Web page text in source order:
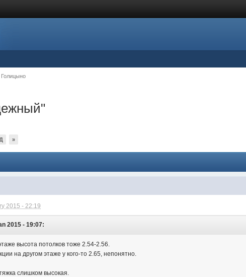
Голицыно
»
2015 - 22:19
2015 - 19:07:
высота потолков тоже 2.54-2.56.
на другом этаже у кого-то 2.65, непонятно.
слишком высокая.